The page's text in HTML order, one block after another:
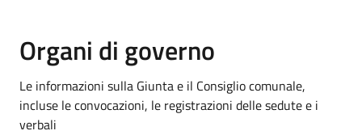
Organi di governo
Le informazioni sulla Giunta e il Consiglio comunale,
incluse le convocazioni, le registrazioni delle sedute e i
verbali